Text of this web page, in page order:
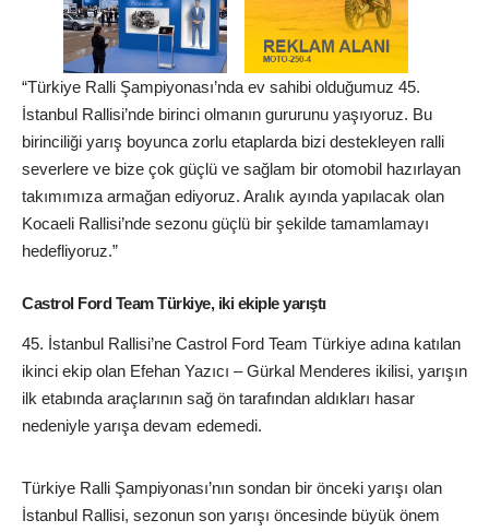
“Türkiye Ralli Şampiyonası’nda ev sahibi olduğumuz 45.
İstanbul Rallisi’nde birinci olmanın gururunu yaşıyoruz. Bu
birinciliği yarış boyunca zorlu etaplarda bizi destekleyen ralli
severlere ve bize çok güçlü ve sağlam bir otomobil hazırlayan
takımımıza armağan ediyoruz. Aralık ayında yapılacak olan
Kocaeli Rallisi’nde sezonu güçlü bir şekilde tamamlamayı
hedefliyoruz.”
Castrol Ford Team Türkiye, iki ekiple yarıştı
İstanbul Rallisi’ne Castrol Ford Team Türkiye adına katılan
ikinci ekip olan Efehan Yazıcı – Gürkal Menderes ikilisi, yarışın
ilk etabında araçlarının sağ ön tarafından aldıkları hasar
nedeniyle yarışa devam edemedi.
Türkiye Ralli Şampiyonası’nın sondan bir önceki yarışı olan
İstanbul Rallisi, sezonun son yarışı öncesinde büyük önem